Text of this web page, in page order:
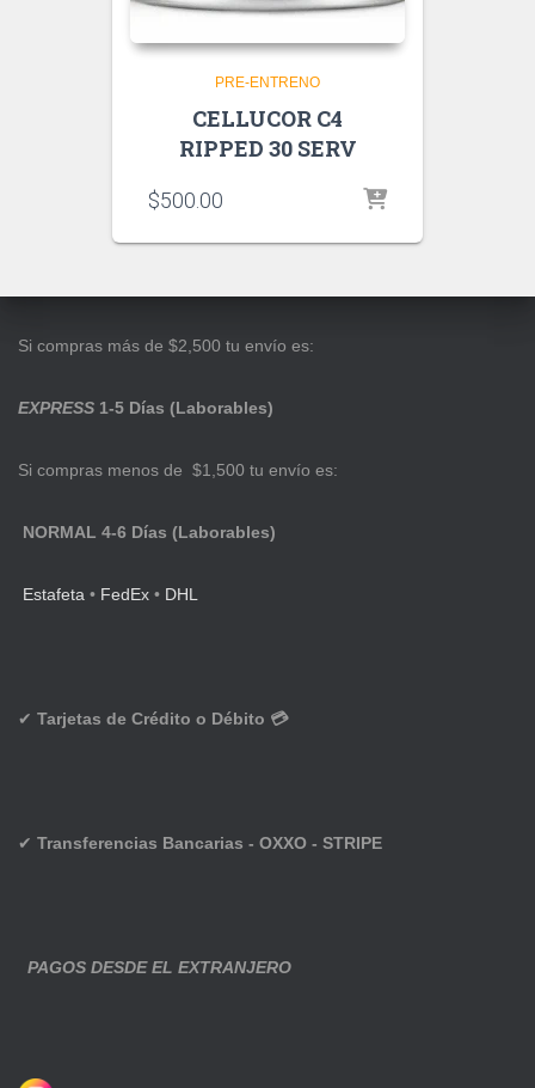
PRE-ENTRENO
CELLUCOR C4
RIPPED 30 SERV
$500.00
Si compras más de $2,500 tu envío es:
EXPRESS 1-5 Días (Laborables)
Si compras menos de $1,500 tu envío es:
NORMAL 4-6 Días (Laborables)
Estafeta • FedEx • DHL
✔ Tarjetas de Crédito o Débito 💳
✔ Transferencias Bancarias - OXXO - STRIPE
PAGOS DESDE EL EXTRANJERO